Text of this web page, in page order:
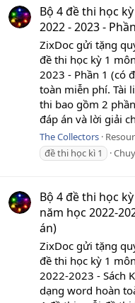
Bộ 4 đề thi học
2022 - 2023 -
ZixDoc gửi tặng
đề thi học kỳ 1
2023 - Phần 1 (có
toàn miễn phí. Tài
thi bao gồm 2
đáp án và lời giải
The Collectors
đề thi học kì 1
Bộ 4 đề thi học
năm học 2022-
án)
ZixDoc gửi tặng
đề thi học kỳ 1
2022-2023 - Sách
dạng word hoàn